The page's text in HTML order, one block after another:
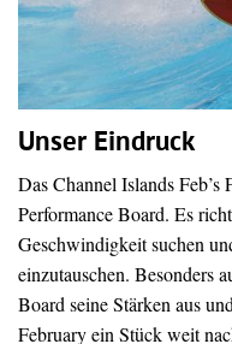
Unser Eindruck
Das Channel Islands
Performance Board. Es
Geschwindigkeit suchen
einzutauschen. Besonders
Board seine Stärken aus
February ein Stück weit